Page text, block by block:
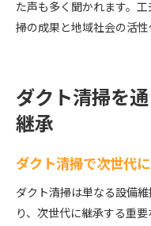
た声も多く聞かれます。
掃の成果と地域社会の活性
ダクト清掃を
継承
ダクト清掃で次世代
ダクト清掃は単なる設備
り、次世代に継承する重